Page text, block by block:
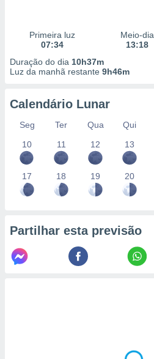
Primeira luz
07:34
Meio-dia
13:18
Duração do dia 10h37m
Luz da manhã restante 9h46m
Calendário Lunar
Seg Ter Qua Qui
10
11 12 13
17 18 19 20
Partilhar esta previsão